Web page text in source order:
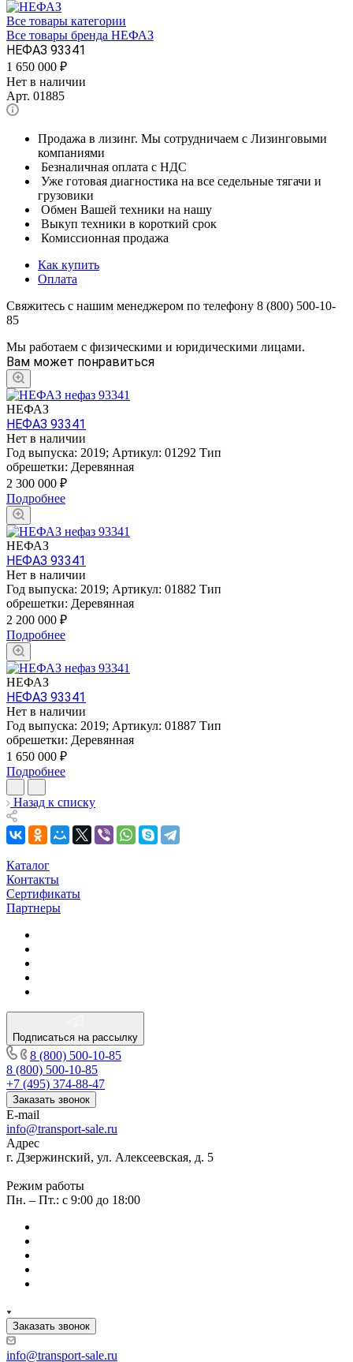
Все товары категории
Все товары бренда НЕФАЗ
НЕФАЗ 93341
1 650 000 ₽
Нет в наличии
Арт. 01885
Продажа в лизинг. Мы сотрудничаем с Лизинговыми
компаниями
Безналичная оплата с НДС
Уже готовая диагностика на все седельные тягачи и
грузовики
Обмен Вашей техники на нашу
Выкуп техники в короткий срок
Комиссионная продажа
Как купить
Оплата
Свяжитесь с нашим менеджером по телефону 8 (800) 500-10-
85
Мы работаем с физическими и юридическими лицами.
Вам может понравиться
НЕФАЗ
НЕФАЗ 93341
Нет в наличии
Год выпуска: 2019; Артикул: 01292 Тип
обрешетки: Деревянная
2 300 000 ₽
Подробнее
НЕФАЗ
НЕФАЗ 93341
Нет в наличии
Год выпуска: 2019; Артикул: 01882 Тип
обрешетки: Деревянная
2 200 000 ₽
Подробнее
НЕФАЗ
НЕФАЗ 93341
Нет в наличии
Год выпуска: 2019; Артикул: 01887 Тип
обрешетки: Деревянная
1 650 000 ₽
Подробнее
Назад к списку
Каталог
Контакты
Сертификаты
Партнеры
Подписаться на рассылку
8 (800) 500-10-85
8 (800) 500-10-85
+7 (495) 374-88-47
Заказать звонок
E-mail
info@transport-sale.ru
Адрес
г. Дзержинский, ул. Алексеевская, д. 5
Режим работы
Пн. – Пт.: с 9:00 до 18:00
Заказать звонок
info@transport-sale.ru